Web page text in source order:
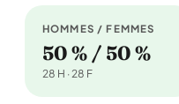
HOMMES / FEMMES
50 % / 50 %
28 H · 28 F